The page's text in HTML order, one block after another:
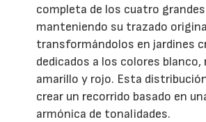
completa de los cuatro
manteniendo su trazado
transformándolos en jardines
dedicados a los colores blanco,
amarillo y rojo. Esta
crear un recorrido basado en
armónica de tonalidades.